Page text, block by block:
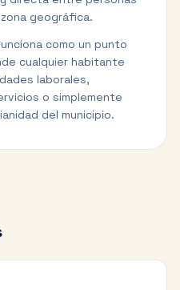
geográfica.
como un punto
cualquier habitante
laborales,
o simplemente
del municipio.